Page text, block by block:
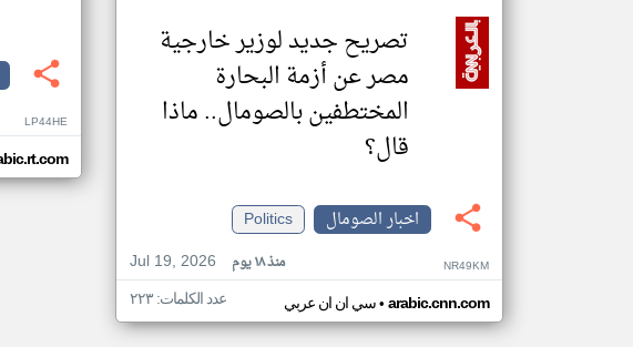
تصريح جديد لوزير خارجية
مصر عن أزمة البحارة
المختطفين بالصومال.. ماذا
قال؟
اخبار الصومال
Politics
Jul 19, 2026
منذ ١٨ يوم NR49KM
سي ان ان عربي• arabic.cnn.com عدد الكلمات: ٢٢٣
LP44HE